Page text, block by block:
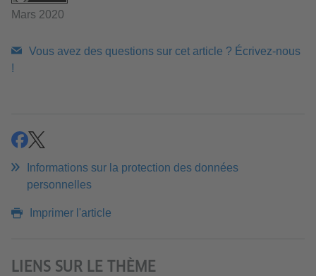
Mars 2020
Vous avez des questions sur cet article ? Écrivez-nous
!
partagerpartager
Informations sur la protection des données
personnelles
Imprimer l'article
LIENS SUR LE THÈME